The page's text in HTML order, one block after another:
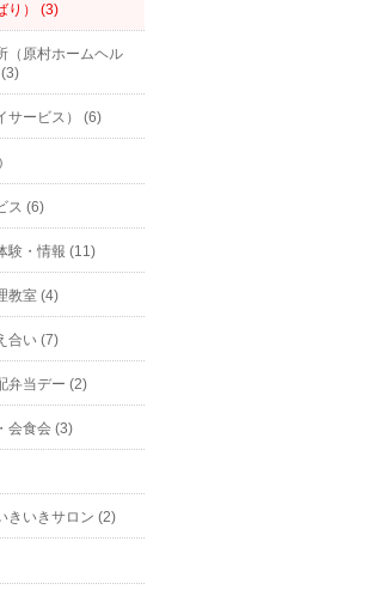
り） (3)
（原村ホームヘル
サービス） (6)
ス (6)
験・情報 (11)
教室 (4)
合い (7)
弁当デー (2)
会食会 (3)
きいきサロン (2)